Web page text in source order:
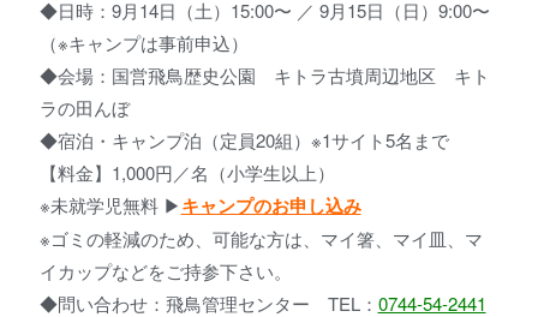
◆日時：9月14日（土）15:00〜 ／ 9月15日（日）9:00〜
（※キャンプは事前申込）
◆会場：国営飛鳥歴史公園 キトラ古墳周辺地区 キト
ラの田んぼ
◆宿泊・キャンプ泊（定員20組）※1サイト5名まで
【料金】1,000円／名（小学生以上）
※未就学児無料 ▶︎キャンプのお申し込み
※ゴミの軽減のため、可能な方は、マイ箸、マイ皿、マ
イカップなどをご持参下さい。
◆問い合わせ：飛鳥管理センター TEL： 0744-54-2441